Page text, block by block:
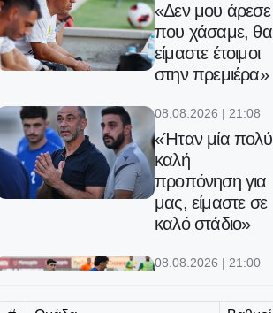
«Δεν μου άρεσε
που χάσαμε, θα
είμαστε έτοιμοι
στην πρεμιέρα»
08.08.2026 | 21:08
«Ήταν μία πολύ
καλή
προπόνηση για
μας, είμαστε σε
καλό στάδιο»
08.08.2026 | 21:00